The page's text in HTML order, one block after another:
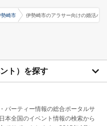
崎市 伊勢崎市のアラサー向けの婚活パ
ト）を探す
パーティー情報の総合ポータルサ
本全国のイベント情報の検索から